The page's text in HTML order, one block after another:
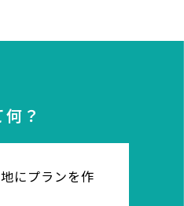
？
にプランを作